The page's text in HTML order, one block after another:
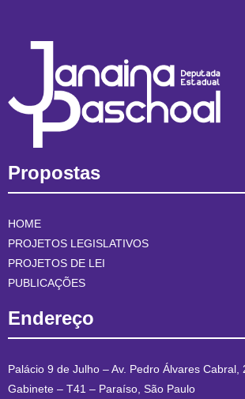
Propostas
HOME
PROJETOS LEGISLATIVOS
PROJETOS DE LEI
PUBLICAÇÕES
Endereço
Palácio 9 de Julho – Av. Pedro Álvares Cabral,
Gabinete – T41 – Paraíso, São Paulo